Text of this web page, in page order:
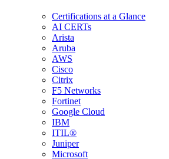
Certifications at a Glance
AI CERTs
Arista
Aruba
AWS
Cisco
Citrix
F5 Networks
Fortinet
Google Cloud
IBM
ITIL®
Juniper
Microsoft